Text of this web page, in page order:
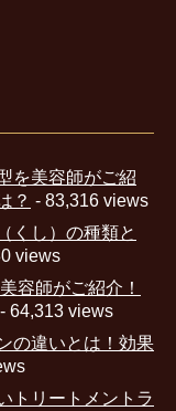
を美容師がご紹
？ - 83,316 views
くし）の種類と
views
容師がご紹介！
- 64,313 views
の違いとは！効果
トリートメントラ